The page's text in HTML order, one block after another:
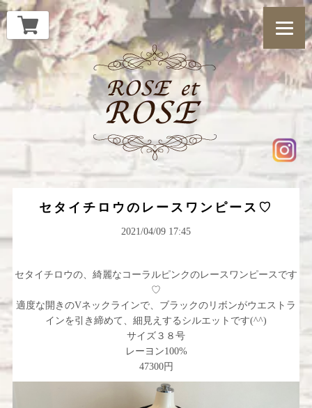
セタイチロウのレースワンピース♡
2021/04/09 17:45
セタイチロウの、綺麗なコーラルピンクのレースワンピースです
♡
適度な開きのVネックラインで、ブラックのリボンがウエストラ
インを引き締めて、細見えするシルエットです(^^)
サイズ３８号
レーヨン100%
47300円